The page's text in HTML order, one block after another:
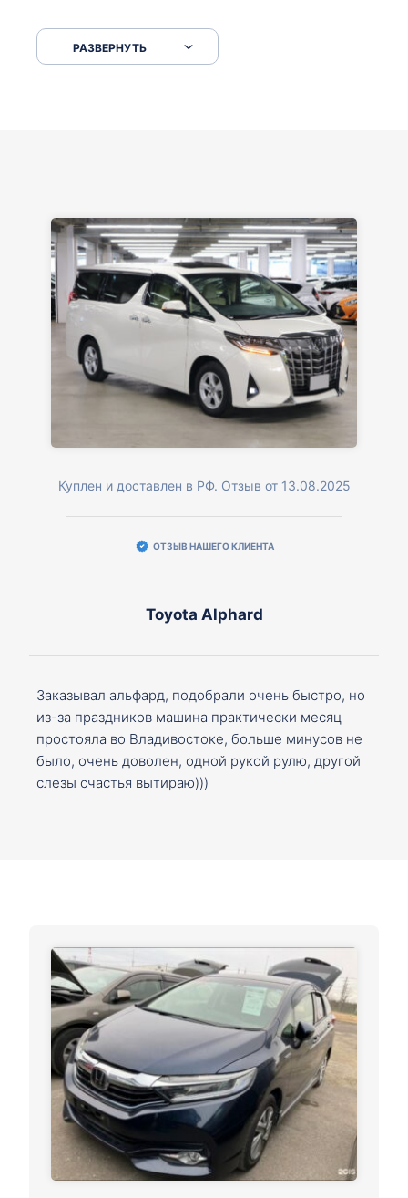
серпантинах по пути следования.
РАЗВЕРНУТЬ
Куплен и доставлен в РФ. Отзыв от 13.08.2025
ОТЗЫВ НАШЕГО КЛИЕНТА
Toyota Alphard
Заказывал альфард, подобрали очень быстро, но
из-за праздников машина практически месяц
простояла во Владивостоке, больше минусов не
было, очень доволен, одной рукой рулю, другой
слезы счастья вытираю)))